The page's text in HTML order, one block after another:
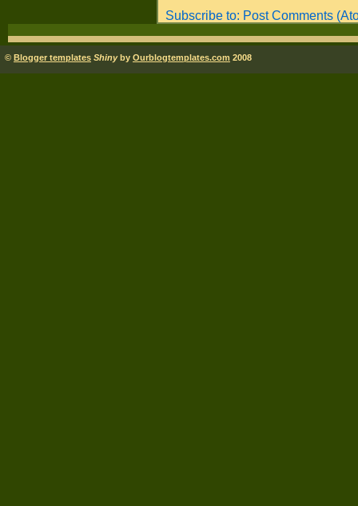
Subscribe to: Post Comments
© Blogger templates Shinyby Ourblogtemplates.com 2008